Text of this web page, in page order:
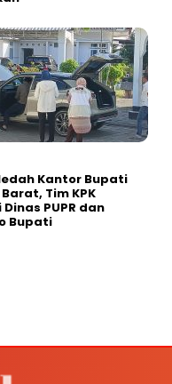
Kantor Bupati
Tim KPK
PUPR dan
Bupati